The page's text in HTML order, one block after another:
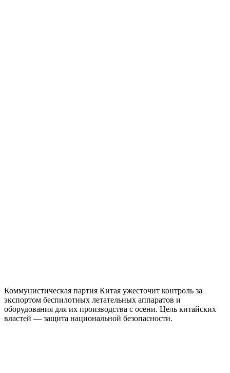
Коммунистическая партия Китая ужесточит контроль за
экспортом беспилотных летательных аппаратов и
оборудования для их производства с осени. Цель китайских
властей — защита национальной безопасности.